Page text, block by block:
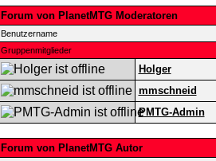
Forum von PlanetMTG Moderatoren
Benutzername
Gruppenmitglieder
Holger
mmschneid
PMTG-Admin
Forum von PlanetMTG Autor